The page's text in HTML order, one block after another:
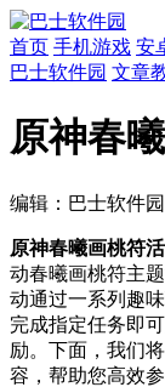
首页 手机游戏 安
巴士软件园 文章
原神春
编辑：巴士软件园
原神春曦画桃符
动春曦画桃符主
动通过一系列趣
完成指定任务即
励。下面，我们
容，帮助您高效